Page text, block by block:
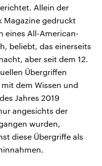
Allein der
Magazine gedruckt
eines All-American-
beliebt, das einerseits
aber seit dem 12.
Übergriffen
dem Wissen und
Jahres 2019
angesichts der
wurden,
diese Übergriffe als